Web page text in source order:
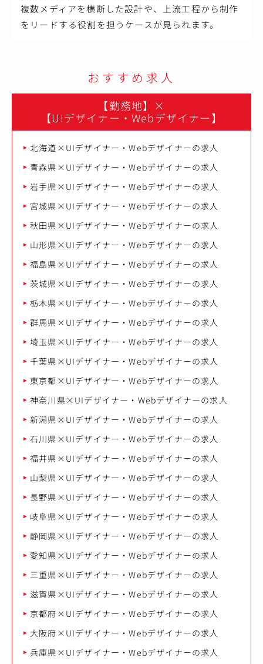
複数メディアを横断した設計や、上流工程から制作
をリードする役割を担うケースが見られます。
おすすめ求人
【勤務地】
×
【UIデザイナー・Webデザイナー】
北海道×UIデザイナー・Webデザイナーの求人
青森県×UIデザイナー・Webデザイナーの求人
岩手県×UIデザイナー・Webデザイナーの求人
宮城県×UIデザイナー・Webデザイナーの求人
秋田県×UIデザイナー・Webデザイナーの求人
山形県×UIデザイナー・Webデザイナーの求人
福島県×UIデザイナー・Webデザイナーの求人
茨城県×UIデザイナー・Webデザイナーの求人
栃木県×UIデザイナー・Webデザイナーの求人
群馬県×UIデザイナー・Webデザイナーの求人
埼玉県×UIデザイナー・Webデザイナーの求人
千葉県×UIデザイナー・Webデザイナーの求人
東京都×UIデザイナー・Webデザイナーの求人
神奈川県×UIデザイナー・Webデザイナーの求人
新潟県×UIデザイナー・Webデザイナーの求人
石川県×UIデザイナー・Webデザイナーの求人
福井県×UIデザイナー・Webデザイナーの求人
山梨県×UIデザイナー・Webデザイナーの求人
長野県×UIデザイナー・Webデザイナーの求人
岐阜県×UIデザイナー・Webデザイナーの求人
静岡県×UIデザイナー・Webデザイナーの求人
愛知県×UIデザイナー・Webデザイナーの求人
三重県×UIデザイナー・Webデザイナーの求人
滋賀県×UIデザイナー・Webデザイナーの求人
京都府×UIデザイナー・Webデザイナーの求人
大阪府×UIデザイナー・Webデザイナーの求人
兵庫県×UIデザイナー・Webデザイナーの求人